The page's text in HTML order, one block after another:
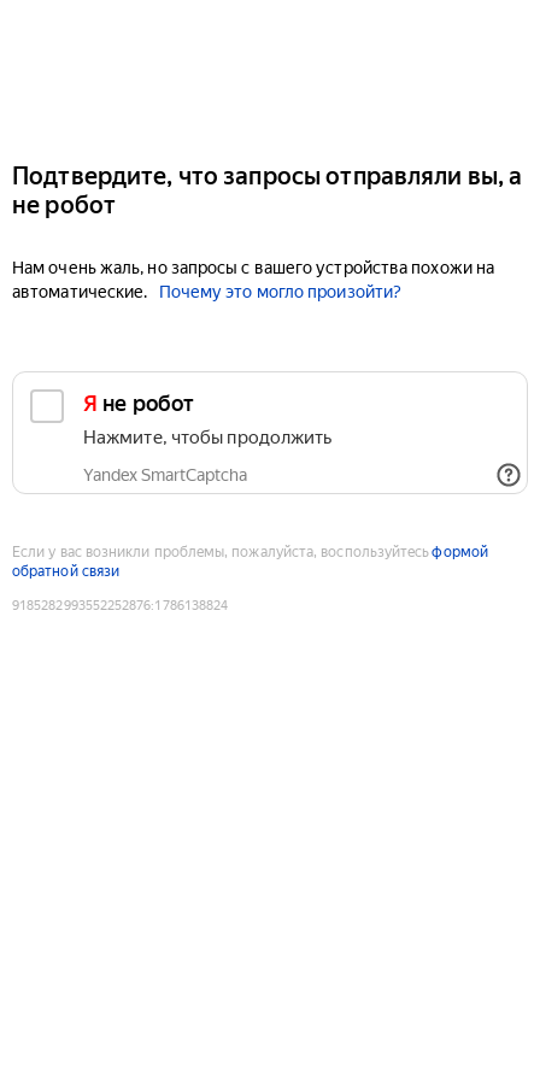
Подтвердите, что запросы отправляли вы, а
не робот
Нам очень жаль, но запросы с вашего устройства похожи на
автоматические.
Почему это могло произойти?
Я не робот
Нажмите, чтобы продолжить
Yandex SmartCaptcha
Если у вас возникли проблемы, пожалуйста, воспользуйтесьформой
обратной связи
9185282993552252876:1786138824